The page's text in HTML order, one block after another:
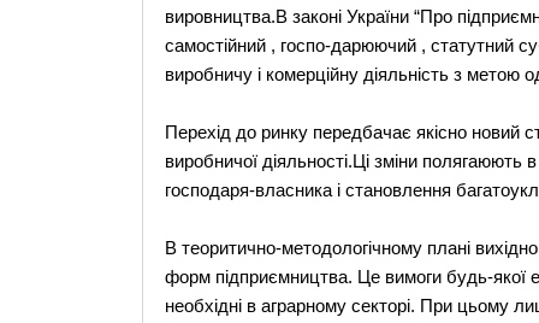
вировництва.В законі України “Про
самостійний , госпо-дарюючий , статутний
виробничу і комерційну діяльність з метою
Перехід до ринку передбачає якісно новий
виробничої діяльності.Ці зміни
господаря-власника і становлення
В теоритично-методологічному плані
форм підприємництва. Це вимоги будь-якої
необхідні в аграрному секторі. При цьому